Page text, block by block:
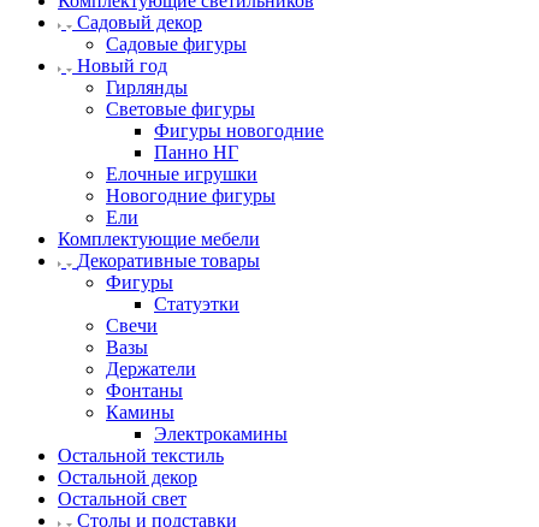
Садовый декор
Садовые фигуры
Новый год
Гирлянды
Световые фигуры
Фигуры новогодние
Панно НГ
Елочные игрушки
Новогодние фигуры
Ели
Комплектующие мебели
Декоративные товары
Фигуры
Статуэтки
Свечи
Вазы
Держатели
Фонтаны
Камины
Электрокамины
Остальной текстиль
Остальной декор
Остальной свет
Столы и подставки